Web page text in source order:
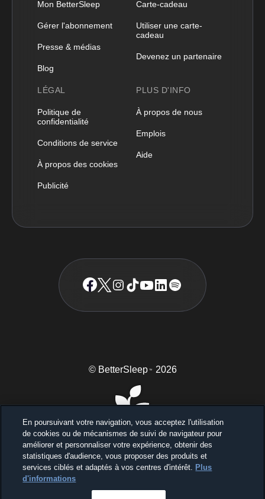
Mon BetterSleep
Gérer l'abonnement
Presse & médias
Blog
Carte-cadeau
Utiliser une carte-
cadeau
Devenez un partenaire
LÉGAL
Politique de
confidentialité
Conditions de service
À propos des cookies
Publicité
PLUS D'INFO
À propos de nous
Emplois
Aide
© BetterSleep TM 2026
Dormez mieux, vivez mieux.
Débuter l'essai gratuit de 7 jours
En poursuivant votre navigation, vous acceptez l'utilisation
de cookies ou de mécanismes de suivi de navigateur pour
améliorer et personnaliser votre expérience, obtenir des
statistiques d'audience, vous proposer des produits et
services ciblés et adaptés à vos centres d'intérêt. Plus
d'informations